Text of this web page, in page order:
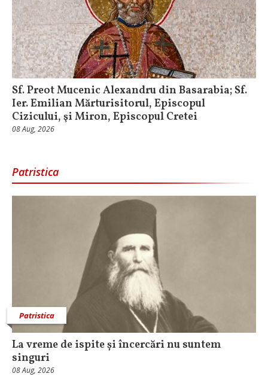
Sf. Preot Mucenic Alexandru din Basarabia; Sf.
Ier. Emilian Mărturisitorul, Episcopul
Cizicului, şi Miron, Episcopul Cretei
08 Aug, 2026
Patristica
Patristica
La vreme de ispite și încercări nu suntem
singuri
08 Aug, 2026